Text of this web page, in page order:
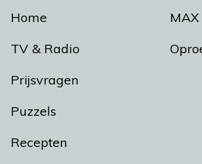
Home
TV & Radio
Prijsvragen
Puzzels
Recepten